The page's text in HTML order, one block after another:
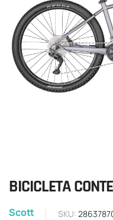
BICICLETA
Scott SKU: